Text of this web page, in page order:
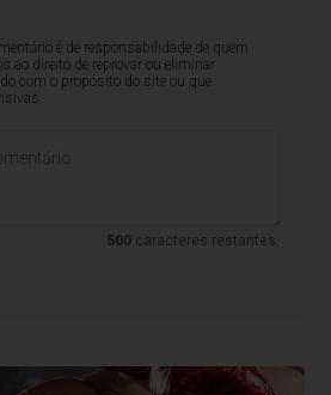
é de responsabilidade de quem
ao direito de reprovar ou eliminar
com o propósito do site ou que
500 caracteres restantes.